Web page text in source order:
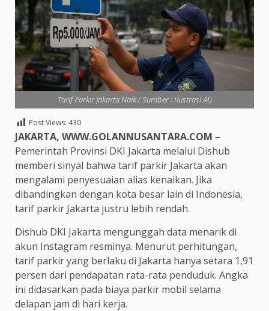
Tarif Parkir Jakarta Naik ( Sumber : Ilustrasi AI)
Post Views: 430
JAKARTA, WWW.GOLANNUSANTARA.COM –
Pemerintah Provinsi DKI Jakarta melalui Dishub
memberi sinyal bahwa tarif parkir Jakarta akan
mengalami penyesuaian alias kenaikan. Jika
dibandingkan dengan kota besar lain di Indonesia,
tarif parkir Jakarta justru lebih rendah.
Dishub DKI Jakarta mengunggah data menarik di
akun Instagram resminya. Menurut perhitungan,
tarif parkir yang berlaku di Jakarta hanya setara 1,91
persen dari pendapatan rata-rata penduduk. Angka
ini didasarkan pada biaya parkir mobil selama
delapan jam di hari kerja.